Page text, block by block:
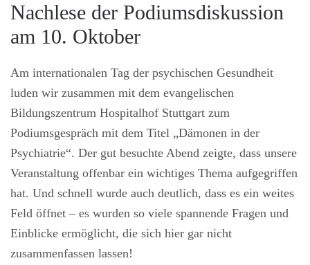
Nachlese der Podiumsdiskussion
am 10. Oktober
Am internationalen Tag der psychischen Gesundheit
luden wir zusammen mit dem evangelischen
Bildungszentrum Hospitalhof Stuttgart zum
Podiumsgespräch mit dem Titel „Dämonen in der
Psychiatrie“. Der gut besuchte Abend zeigte, dass unsere
Veranstaltung offenbar ein wichtiges Thema aufgegriffen
hat. Und schnell wurde auch deutlich, dass es ein weites
Feld öffnet – es wurden so viele spannende Fragen und
Einblicke ermöglicht, die sich hier gar nicht
zusammenfassen lassen!